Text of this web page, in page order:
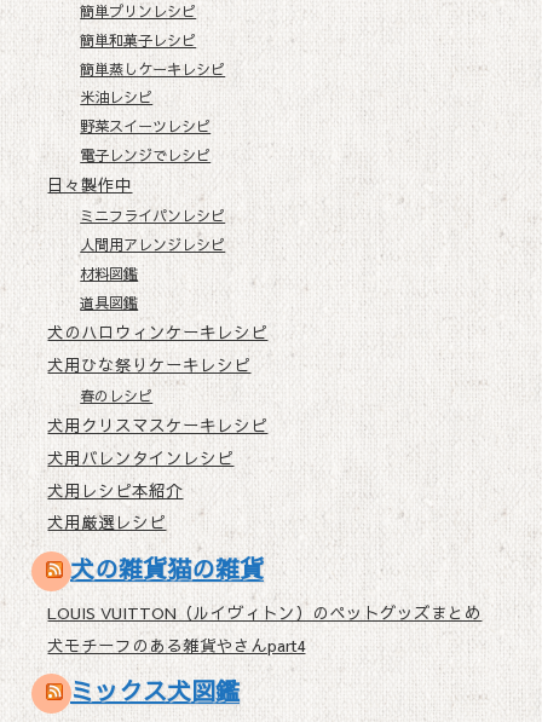
簡単プリンレシピ
簡単和菓子レシピ
簡単蒸しケーキレシピ
米油レシピ
野菜スイーツレシピ
電子レンジでレシピ
日々製作中
ミニフライパンレシピ
人間用アレンジレシピ
材料図鑑
道具図鑑
犬のハロウィンケーキレシピ
犬用ひな祭りケーキレシピ
春のレシピ
犬用クリスマスケーキレシピ
犬用バレンタインレシピ
犬用レシピ本紹介
犬用厳選レシピ
犬の雑貨猫の雑貨
LOUIS VUITTON（ルイヴィトン）のペットグッズまとめ
犬モチーフのある雑貨やさんpart4
ミックス犬図鑑